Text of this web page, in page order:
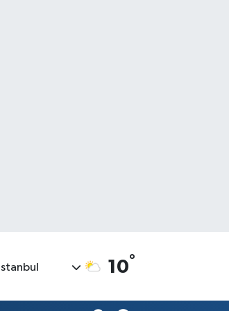
İstanbul 10°